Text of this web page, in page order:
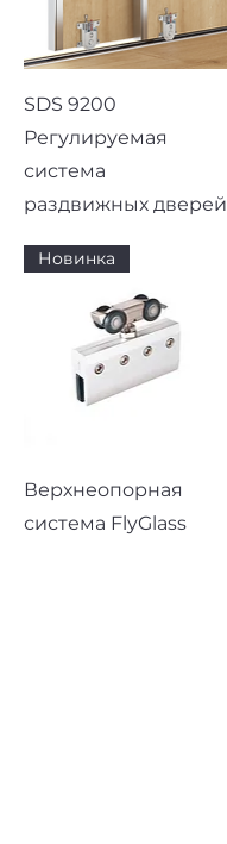
Быстрый просмотр
SDS 9200
Регулируемая
система
раздвижных дверей
Быстрый просмотр
Новинка
Верхнеопорная
система FlyGlass